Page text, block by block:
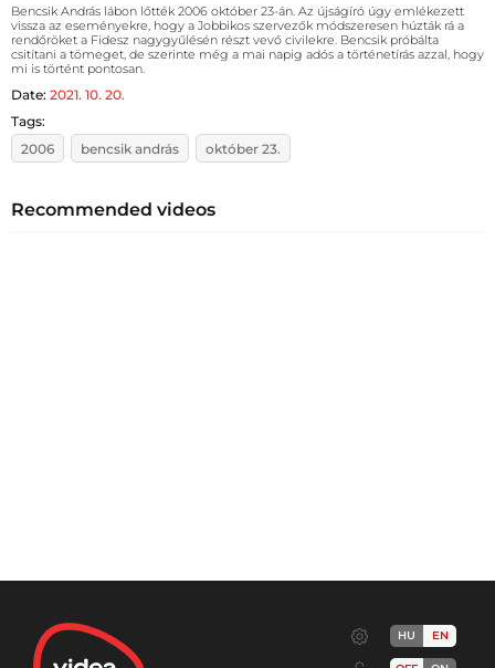
Bencsik András lábon lőtték 2006 október 23-án. Az újságíró úgy emlékezett
vissza az eseményekre, hogy a Jobbikos szervezők módszeresen húzták rá a
rendőröket a Fidesz nagygyűlésén részt vevő civilekre. Bencsik próbálta
csitítani a tömeget, de szerinte még a mai napig adós a történetírás azzal, hogy
mi is történt pontosan.
Date: 2021. 10. 20.
Tags:
2006
bencsik andrás október 23.
Recommended videos
HU EN